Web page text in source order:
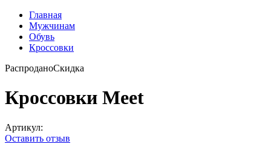
Главная
Мужчинам
Обувь
Кроссовки
РаспроданоСкидка
Кроссовки Meet
Артикул:
Оставить отзыв